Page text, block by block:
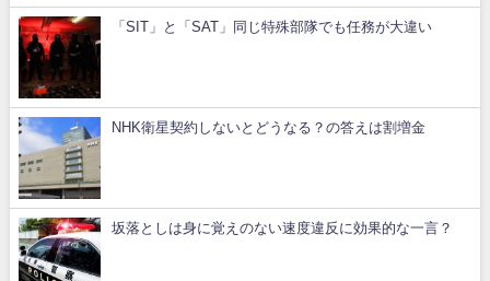
「SIT」と「SAT」同じ特殊部隊でも任務が大違い
NHK衛星契約しないとどうなる？の答えは割増金
坂落としは身に覚えのない速度違反に効果的な一言？